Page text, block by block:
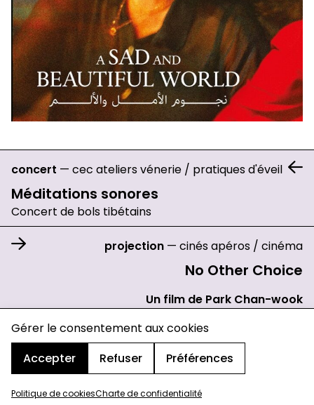
Gérer le consentement aux cookies
Accepter
Refuser Préférences
Politique de cookiesCharte de confidentialité
concert — cec ateliers vénerie / pratiques d'éveil
Méditations sonores
Concert de bols tibétains
projection — cinés apéros / cinéma
No Other Choice
Un film de Park Chan-wook
charte de confidentialité
mentions légales
cookies
design & développement :